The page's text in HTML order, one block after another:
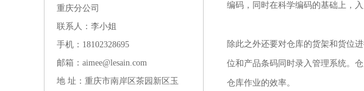
重庆分公司
联系人：李小姐
手机：18102328695
邮箱：aimee@lesain.com
地 址：重庆市南岸区茶园新区玉
编码，同时在科学编码的基础上，
除此之外还要对仓库的货架和货位
位和产品条码同时录入管理系统。
仓库作业的效率。